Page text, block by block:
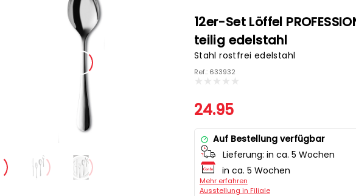
12er-Set Löffel
teilig edelstahl
Stahl rostfrei edelstahl
Ref.: 633932
24.95
Auf Bestellung verfügbar
Lieferung: in ca. 5 Wochen
in ca. 5 Wochen
Mehr erfahren
Ausstellung in Filiale